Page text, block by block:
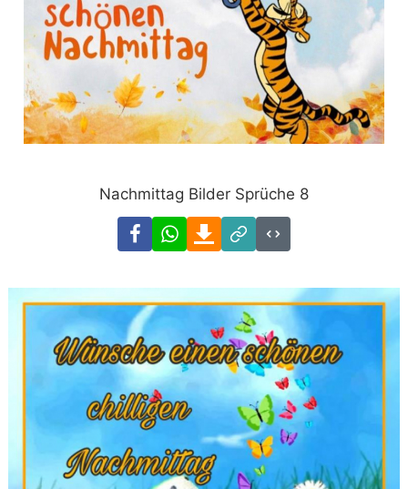
Nachmittag Bilder Sprüche 8
FacebookWhatsAppDownload
Link
Code